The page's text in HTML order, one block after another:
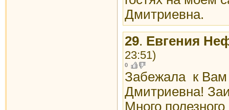
Дмитриевна.
29. Евгения
23:51)
0
Забежала к
Дмитриевна!
Много